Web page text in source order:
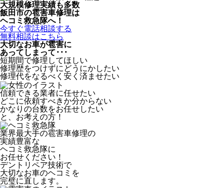
大規模修理実績も多数
飯田市の雹害車修理は
ヘコミ救急隊へ！
今すぐ電話相談する
無料相談はこちら
大切なお車が雹害に
あってしまって･･･
短期間で修理してほしい
修理歴をつけずにどうにかしたい
修理代をなるべく安く済ませたい
信頼できる業者に任せたい
どこに依頼すべきか分からない
かなりの台数をお任せしたい
と、お考えの方！
業界最大手の雹害車修理の
実績豊富な
ヘコミ救急隊に
お任せください！
デントリペア技術で
大切なお車のヘコミを
完璧に直します。